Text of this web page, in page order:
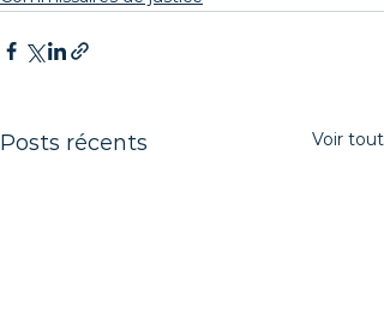
Posts récents Voir tout